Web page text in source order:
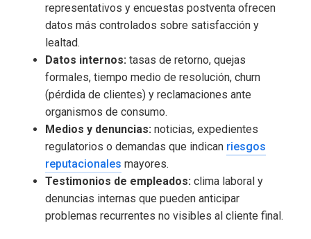
representativos y encuestas postventa ofrecen
datos más controlados sobre satisfacción y
lealtad.
Datos internos: tasas de retorno, quejas
formales, tiempo medio de resolución, churn
(pérdida de clientes) y reclamaciones ante
organismos de consumo.
Medios y denuncias: noticias, expedientes
regulatorios o demandas que indican riesgos
reputacionales mayores.
Testimonios de empleados: clima laboral y
denuncias internas que pueden anticipar
problemas recurrentes no visibles al cliente final.